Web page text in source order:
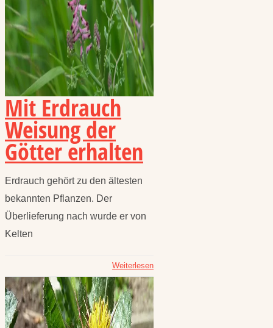
Mit Erdrauch
Weisung der
Götter erhalten
Erdrauch gehört zu den ältesten
bekannten Pflanzen. Der
Überlieferung nach wurde er von
Kelten
Weiterlesen